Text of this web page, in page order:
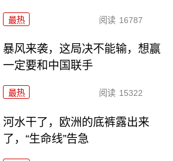
最热 阅读 16787
暴风来袭，这局决不能输，想赢
一定要和中国联手
最热 阅读 15322
河水干了，欧洲的底裤露出来
了，“生命线”告急